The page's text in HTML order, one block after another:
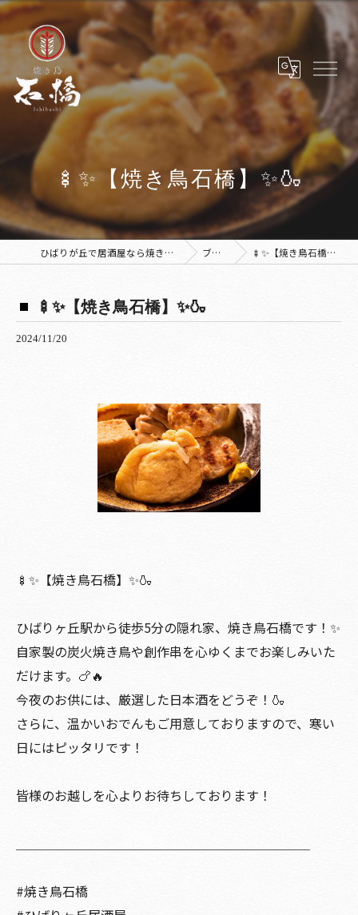
🍢✨【焼き鳥石橋】✨🍶
ひばりが丘で居酒屋なら焼き鳥 石橋 ブログ 🍢✨【焼き鳥石橋】✨🍶
🍢✨【焼き鳥石橋】✨🍶
2024/11/20
🍢✨【焼き鳥石橋】✨🍶
ひばりヶ丘駅から徒歩5分の隠れ家、焼き鳥石橋です！✨
自家製の炭火焼き鳥や創作串を心ゆくまでお楽しみいた
だけます。🍗🔥
今夜のお供には、厳選した日本酒をどうぞ！🍶
さらに、温かいおでんもご用意しておりますので、寒い
日にはピッタリです！
皆様のお越しを心よりお待ちしております！
#焼き鳥石橋